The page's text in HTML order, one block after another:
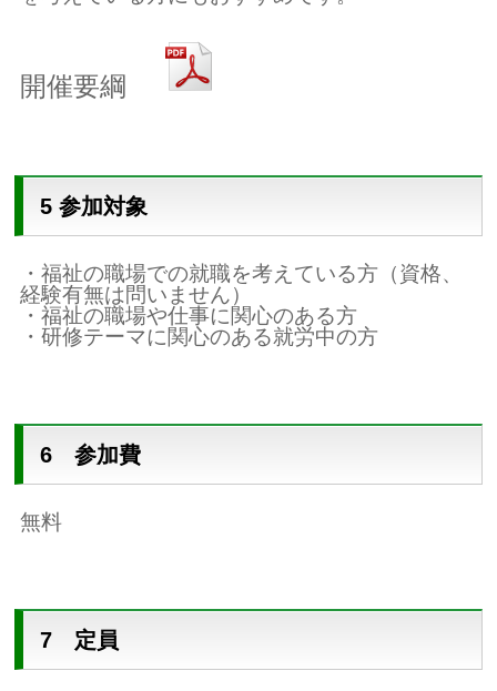
開催要綱
5 参加対象
・福祉の職場での就職を考えている方（資格、
経験有無は問いません）
・福祉の職場や仕事に関心のある方
・研修テーマに関心のある就労中の方
6 参加費
無料
7 定員